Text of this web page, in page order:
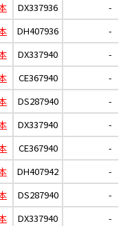
DX337936
-
DH407936 -
DX337940
-
CE367940 -
DS287940
-
DX337940
-
CE367940
-
DH407942 -
DS287940
-
DX337940
-